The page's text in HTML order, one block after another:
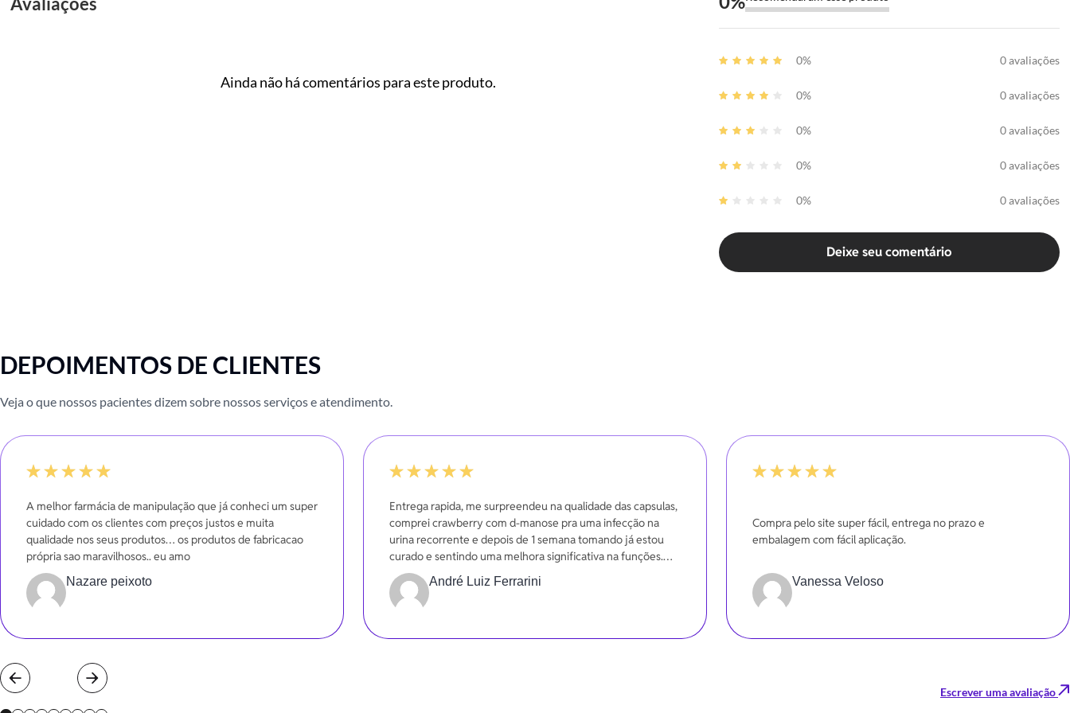
Ainda não há comentários para este produto.
0% 0 avaliações
0% 0 avaliações
0% 0 avaliações
0% 0 avaliações
0% 0 avaliações
Deixe seu comentário
DEPOIMENTOS DE CLIENTES
Veja o que nossos pacientes dizem sobre nossos serviços e atendimento.
A melhor farmácia de manipulação que já conheci um super
cuidado com os clientes com preços justos e muita
qualidade nos seus produtos… os produtos de fabricacao
própria sao maravilhosos.. eu amo
Nazare peixoto
Entrega rapida, me surpreendeu na qualidade das capsulas,
comprei crawberry com d-manose pra uma infecção na
urina recorrente e depois de 1 semana tomando já estou
curado e sentindo uma melhora significativa na funções.
Gratidão
André Luiz Ferrarini
Compra pelo site super fácil, entrega no prazo e
embalagem com fácil aplicação.
Vanessa Veloso
Escrever uma avaliação